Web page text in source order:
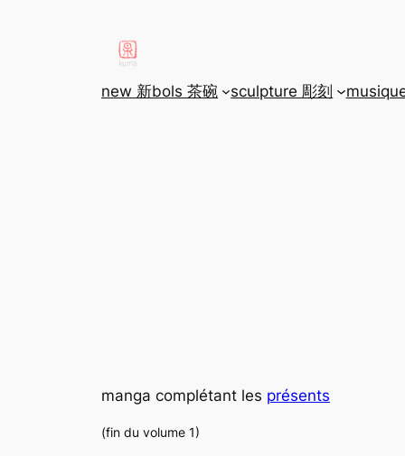
new 新bols 茶碗 sculpture 彫刻
manga complétant les présents
(fin du volume 1)